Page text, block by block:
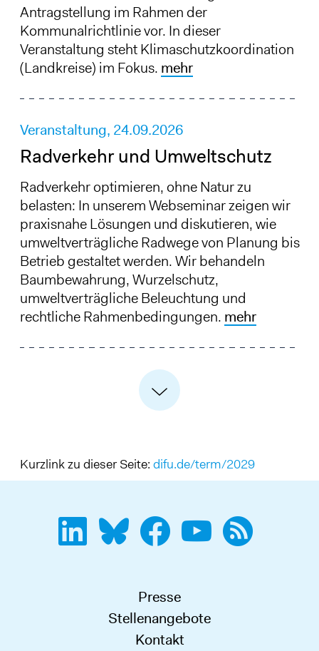
Antragstellung im Rahmen der
Kommunalrichtlinie vor. In dieser
Veranstaltung steht Klimaschutzkoordination
(Landkreise) im Fokus. mehr
Veranstaltung, 24.09.2026
Radverkehr und Umweltschutz
Radverkehr optimieren, ohne Natur zu
belasten: In unserem Webseminar zeigen wir
praxisnahe Lösungen und diskutieren, wie
umweltverträgliche Radwege von Planung bis
Betrieb gestaltet werden. Wir behandeln
Baumbewahrung, Wurzelschutz,
umweltverträgliche Beleuchtung und
rechtliche Rahmenbedingungen. mehr
Kurzlink zu dieser Seite: difu.de/term/2029
Presse
Stellenangebote
Kontakt